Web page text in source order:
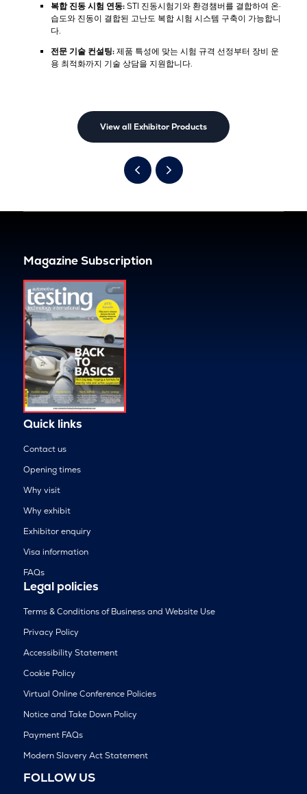
복합 진동 시험 연동:STI 진동시험기와 환경챔버를 결합하여 온·
습도와 진동이 결합된 고난도 복합 시험 시스템 구축이 가능합니
다.
전문 기술 컨설팅:제품 특성에 맞는 시험 규격 선정부터 장비 운
용 최적화까지 기술 상담을 지원합니다.
View all Exhibitor Products
Magazine Subscription
Quick links
Contact us
Opening times
Why visit
Why exhibit
Exhibitor enquiry
Visa information
FAQs
Legal policies
Terms & Conditions of Business and Website Use
Privacy Policy
Accessibility Statement
Cookie Policy
Virtual Online Conference Policies
Notice and Take Down Policy
Payment FAQs
Modern Slavery Act Statement
FOLLOW US